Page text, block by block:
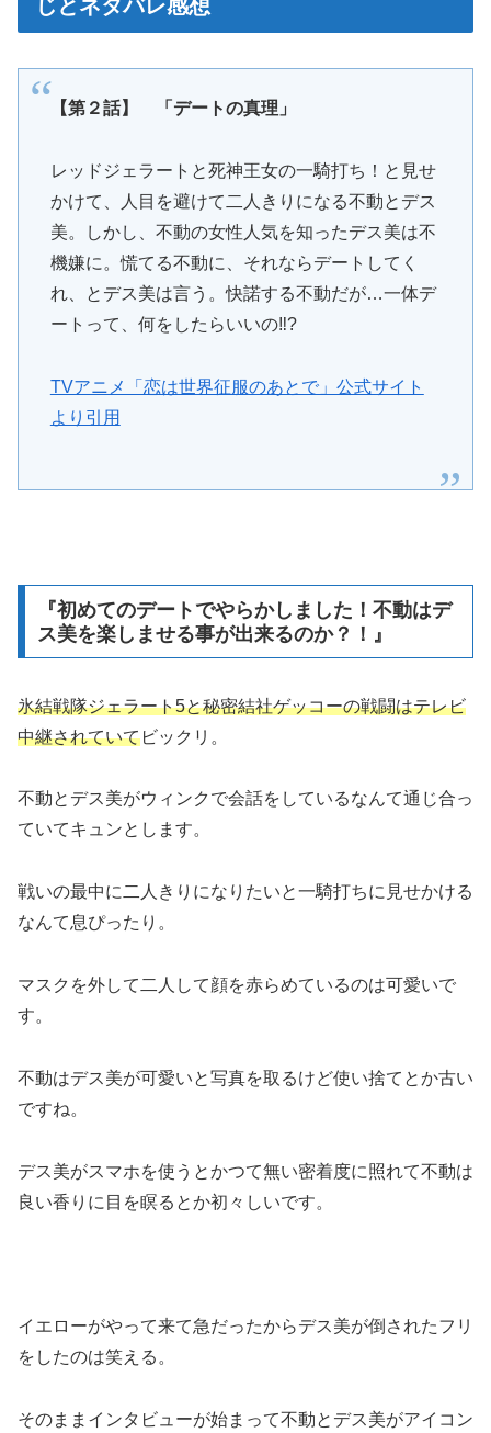
じとネタバレ感想
【第２話】 「デートの真理」
レッドジェラートと死神王女の一騎打ち！と見せ
かけて、人目を避けて二人きりになる不動とデス
美。しかし、不動の女性人気を知ったデス美は不
機嫌に。慌てる不動に、それならデートしてく
れ、とデス美は言う。快諾する不動だが…一体デ
ートって、何をしたらいいの‼?
TVアニメ「恋は世界征服のあとで」公式サイト
より引用
『初めてのデートでやらかしました！不動はデ
ス美を楽しませる事が出来るのか？！』
氷結戦隊ジェラート5と秘密結社ゲッコーの戦闘はテレビ
中継されていてビックリ。
不動とデス美がウィンクで会話をしているなんて通じ合っ
ていてキュンとします。
戦いの最中に二人きりになりたいと一騎打ちに見せかける
なんて息ぴったり。
マスクを外して二人して顔を赤らめているのは可愛いで
す。
不動はデス美が可愛いと写真を取るけど使い捨てとか古い
ですね。
デス美がスマホを使うとかつて無い密着度に照れて不動は
良い香りに目を瞑るとか初々しいです。
イエローがやって来て急だったからデス美が倒されたフリ
をしたのは笑える。
そのままインタビューが始まって不動とデス美がアイコン